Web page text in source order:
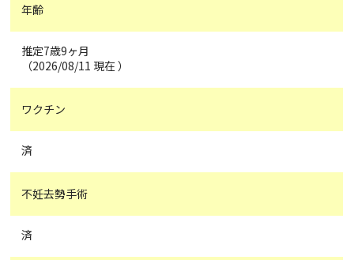
年齢
推定7歳9ヶ月
（2026/08/11 現在 ）
ワクチン
済
不妊去勢手術
済